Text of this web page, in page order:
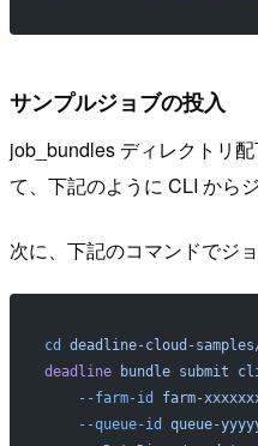
サンプルジョブの投入
job_bundles ディレクトリ
て、下記のように CLI から
次に、下記のコマンドでジ
cd
deadline-cloud-
deadline bundle submit
    --farm-id
farm-
    --queue-id
queue-